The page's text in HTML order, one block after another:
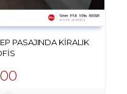
PASAJINDA KIRALIK